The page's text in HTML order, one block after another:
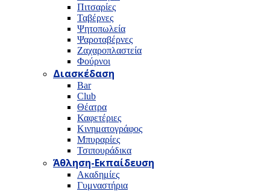
Πιτσαρίες
Ταβέρνες
Ψητοπωλεία
Ψαροταβέρνες
Ζαχαροπλαστεία
Φούρνοι
Διασκέδαση
Bar
Club
Θέατρα
Καφετέριες
Κινηματογράφος
Μπυραρίες
Τσιπουράδικα
Άθληση-Εκπαίδευση
Ακαδημίες
Γυμναστήρια